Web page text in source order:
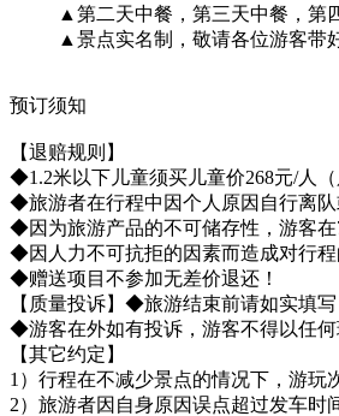
▲第二天中餐，第三天中餐，第
▲景点实名制，敬请各位游客带
预订须知
【退赔规则】
◆1.2米以下儿童须买儿童价268元/人
◆旅游者在行程中因个人原因自行离
◆因为旅游产品的不可储存性，游客在
◆因人力不可抗拒的因素而造成对行
◆赠送项目不参加无差价退还！
【质量投诉】◆旅游结束前请如实填
◆游客在外如有投诉，游客不得以任
【其它约定】
1）行程在不减少景点的情况下，游玩
2）旅游者因自身原因误点超过发车时